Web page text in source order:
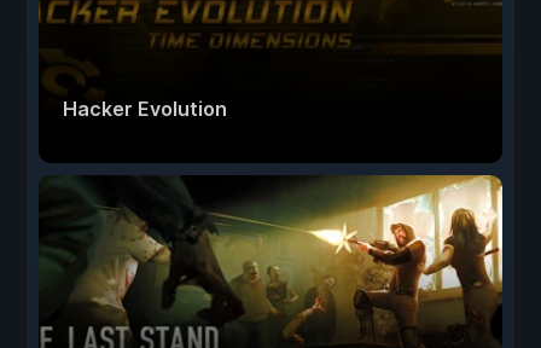
Hacker Evolution